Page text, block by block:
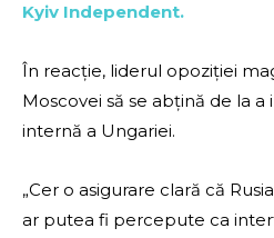
Kyiv Independent.
În reacție, liderul opoziției
Moscovei să se abțină de la
internă a Ungariei.
„Cer o asigurare clară că
ar putea fi percepute ca